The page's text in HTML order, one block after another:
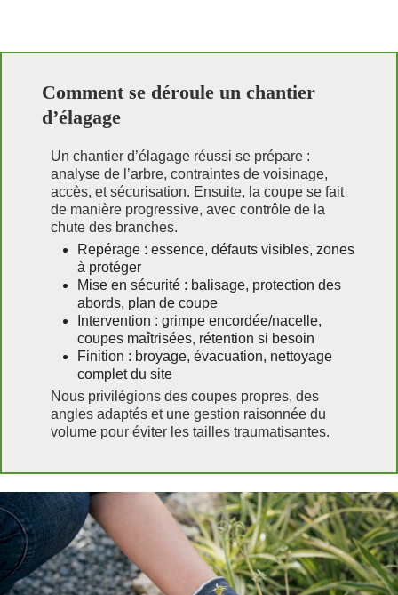
Comment se déroule un chantier
d’élagage
Un chantier d’élagage réussi se prépare :
analyse de l’arbre, contraintes de voisinage,
accès, et sécurisation. Ensuite, la coupe se fait
de manière progressive, avec contrôle de la
chute des branches.
Repérage : essence, défauts visibles, zones
à protéger
Mise en sécurité : balisage, protection des
abords, plan de coupe
Intervention : grimpe encordée/nacelle,
coupes maîtrisées, rétention si besoin
Finition : broyage, évacuation, nettoyage
complet du site
Nous privilégions des coupes propres, des
angles adaptés et une gestion raisonnée du
volume pour éviter les tailles traumatisantes.